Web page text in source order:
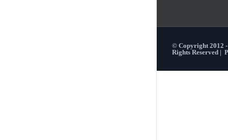
© Copyright 2012
Rights Reserved |